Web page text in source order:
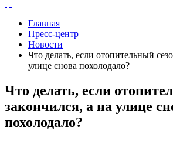
Главная
Пресс-центр
Новости
Что делать, если отопительный
улице снова похолодало?
Что делать, если
закончился, а на улице
похолодало?